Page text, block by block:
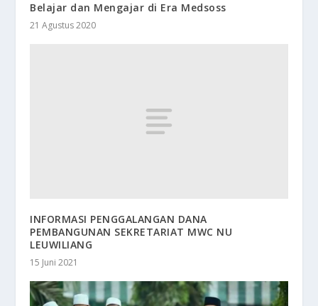
Belajar dan Mengajar di Era Medsoss
21 Agustus 2020
INFORMASI PENGGALANGAN DANA
PEMBANGUNAN SEKRETARIAT MWC NU
LEUWILIANG
15 Juni 2021